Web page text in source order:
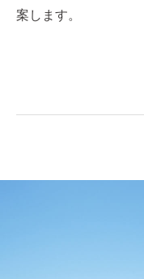
扉を実現しました。
案します。
オフィスに求められ